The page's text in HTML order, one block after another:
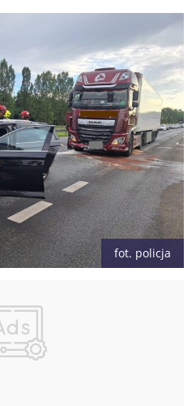
fot. policja